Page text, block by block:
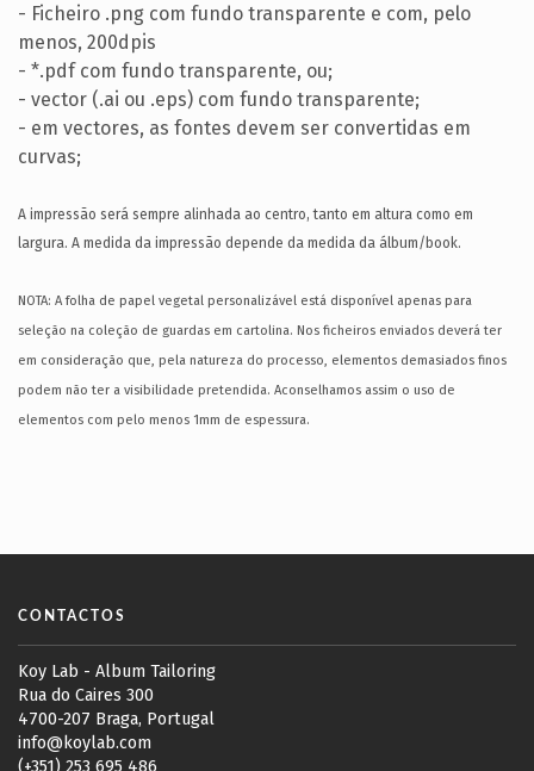
- Ficheiro .png com fundo transparente e com, pelo
menos, 200dpis
- *.pdf com fundo transparente, ou;
- vector (.ai ou .eps) com fundo transparente;
- em vectores, as fontes devem ser convertidas em
curvas;
A impressão será sempre alinhada ao centro, tanto em altura como em
largura. A medida da impressão depende da medida da álbum/book.
NOTA: A folha de papel vegetal personalizável está disponível apenas para
seleção na coleção de guardas em cartolina. Nos ficheiros enviados deverá ter
em consideração que, pela natureza do processo, elementos demasiados finos
podem não ter a visibilidade pretendida. Aconselhamos assim o uso de
elementos com pelo menos 1mm de espessura.
CONTACTOS
Koy Lab - Album Tailoring
Rua do Caires 300
4700-207 Braga, Portugal
info@koylab.com
(+351) 253 695 486